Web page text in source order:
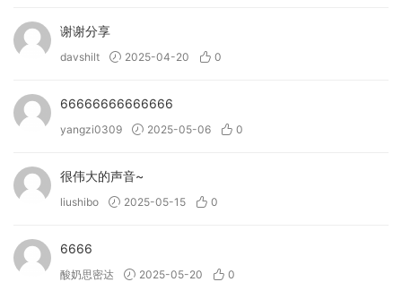
谢谢分享
davshilt 2025-04-20 0
66666666666666
yangzi0309 2025-05-06 0
很伟大的声音~
liushibo 2025-05-15 0
6666
酸奶思密达 2025-05-20 0